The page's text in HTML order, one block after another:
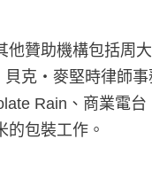
贊助機構包括周
克‧麥堅時律師
Rain、商業電
包裝工作。